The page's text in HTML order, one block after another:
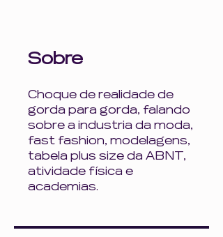
Sobre
Choque de realidade de
gorda para gorda, falando
sobre a industria da moda,
fast fashion, modelagens,
tabela plus size da ABNT,
atividade física e
academias.